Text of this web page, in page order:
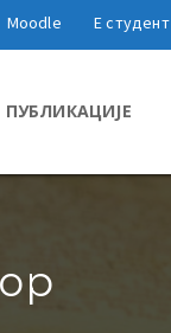
Moodle Е студент
ПУБЛИКАЦИЈЕ